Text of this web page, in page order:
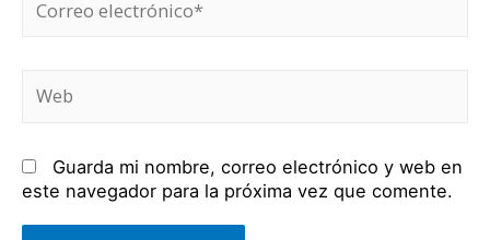
electrónico*
Guarda mi nombre, correo electrónico y web en
este navegador para la próxima vez que comente.